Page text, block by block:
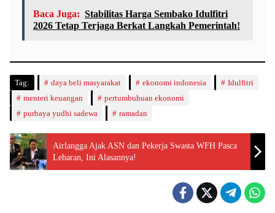
Baca Juga: Stabilitas Harga Sembako Idulfitri
2026 Tetap Terjaga Berkat Langkah Pemerintah!
Tag: daya beli masyarakat ekonomi indonesia
Idulfitri
menteri keuangan
pertumbuhuan ekonomi
purbaya yudhi sadewa
ramadan
Airlangga Ajak ASN dan Pekerja Swasta WFH Pasca
Lebaran, Ini Alasannya!